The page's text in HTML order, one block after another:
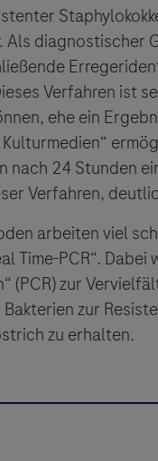
diagnostischer
Verfahren ist
ehe ein
nach 24 Stunden
Verfahren,
arbeiten viel
Time-PCR“.
(PCR) zur
zur
zu erhalten.
Links zu
Der
und lehnt